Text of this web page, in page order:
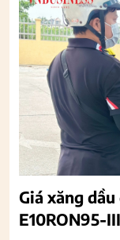
Giá xăng
E10RON95-